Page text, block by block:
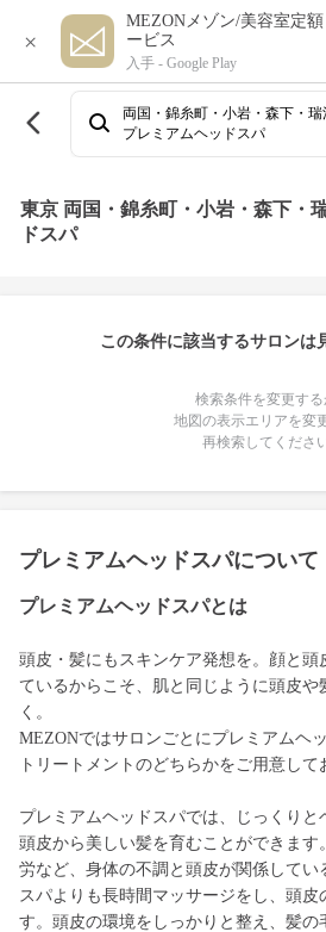
×
MEZONメゾン/美容室定
ービス
入手 - Google Play
両国・錦糸町・小岩・森下・瑞
プレミアムヘッドスパ
東京 両国・錦糸町・小岩・森下・
ドスパ
この条件に該当するサロンは
検索条件を変更す
地図の表示エリアを変
再検索してくださ
プレミアムヘッドスパについて
プレミアムヘッドスパとは
頭皮・髪にもスキンケア発想を。顔と頭
ているからこそ、肌と同じように頭皮や
く。
MEZONではサロンごとにプレミアムヘ
トリートメントのどちらかをご用意して
プレミアムヘッドスパでは、じっくり
頭皮から美しい髪を育むことができます
労など、身体の不調と頭皮が関係してい
スパよりも長時間マッサージをし、頭皮
す。頭皮の環境をしっかりと整え、髪の